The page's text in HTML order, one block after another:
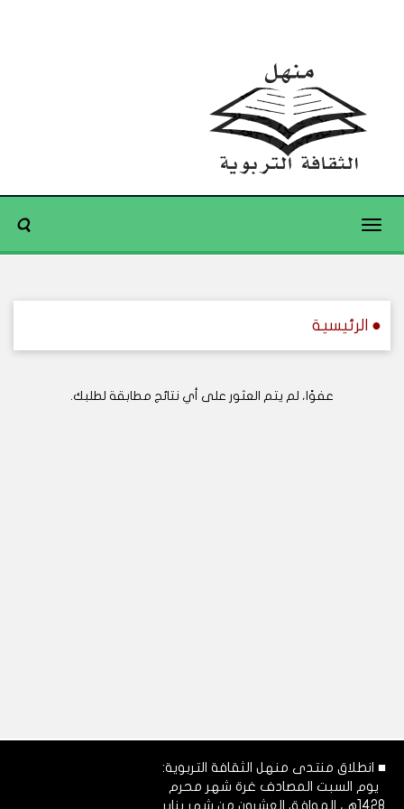
Toggle
● الرئيسية
عفوًا، لم يتم العثور على أي نتائج مطابقة لطلبك.
■ انطلاق منتدى منهل الثقافة التربوية:
يوم السبت المصادف غرة شهر محرم
1428هـ، الموافق العشرون من شهر يناير